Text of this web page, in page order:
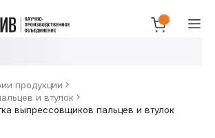
продукции
и втулок
выпрессовщиков пальцев и втулок